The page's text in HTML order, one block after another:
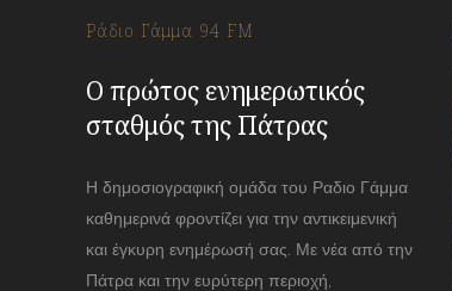
Ράδιο Γάμμα 94 FM
Ο πρώτος ενημερωτικός
σταθμός της Πάτρας
Η δημοσιογραφική ομάδα του Ραδιο Γάμμα
καθημερινά φροντίζει για την αντικειμενική
και έγκυρη ενημέρωσή σας. Με νέα από την
Πάτρα και την ευρύτερη περιοχή,